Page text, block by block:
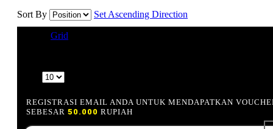
Sort By Set Ascending Direction
Grid
REGISTRASI EMAIL ANDA UNTUK MENDAPATKAN
SEBESAR 50.000 RUPIAH